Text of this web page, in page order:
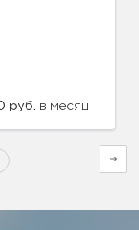
руб. в месяц